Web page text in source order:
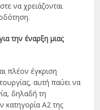
να χρειάζονται
την έναρξη μιας
πλέον έγκριση
αυτή παύει να
δηλαδή τη
κατηγορία Α2 της